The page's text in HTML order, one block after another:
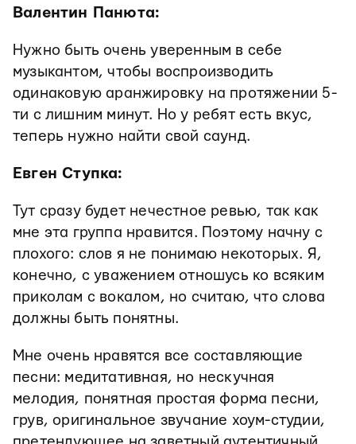
Валентин Панюта:
Нужно быть очень уверенным в себе
музыкантом, чтобы воспроизводить
одинаковую аранжировку на протяжении 5-
ти с лишним минут. Но у ребят есть вкус,
теперь нужно найти свой cаунд.
Евген Ступка:
Тут сразу будет нечестное ревью, так как
мне эта группа нравится. Поэтому начну с
плохого: слов я не понимаю некоторых. Я,
конечно, с уважением отношусь ко всяким
приколам с вокалом, но считаю, что слова
должны быть понятны.
Мне очень нравятся все составляющие
песни: медитативная, но нескучная
мелодия, понятная простая форма песни,
грув, оригинальное звучание хоум-студии,